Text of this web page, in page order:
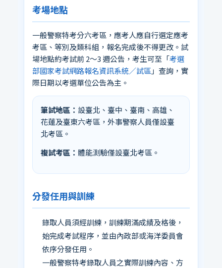
考場地點
一般警察特考分六考區，應考人應自行選定應考
考區、等別及類科組，報名完成後不得更改。試
場地點約考試前 2～3 週公告，考生可至「考選
部國家考試網路報名資訊系統／試區 」查詢，實
際日期以考選單位公告為主。
筆試地區： 設臺北、臺中、臺南、高雄、
花蓮及臺東六考區，外事警察人員僅設臺
北考區。
複試考區： 體能測驗僅設臺北考區。
分發任用與訓練
錄取人員須經訓練，訓練期滿成績及格後，
始完成考試程序，並由內政部或海洋委員會
依序分發任用。
一般警察特考錄取人員之實際訓練內容、方